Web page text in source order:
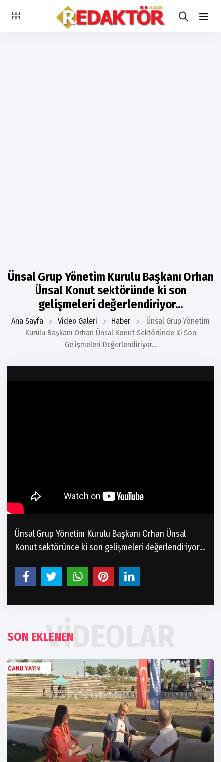
Ünsal Grup Yönetim Kurulu Başkanı Orhan
Ünsal Konut sektöründe ki son
gelişmeleri değerlendiriyor...
Ana Sayfa Video Galeri Haber
Ünsal Grup Yönetim
Kurulu Başkanı Orhan Ünsal Konut Sektöründe Ki Son
Gelişmeleri Değerlendiriyor...
Ünsal Grup Yönetim Kurulu Başkanı Orhan Ünsal
Konut sektöründe ki son gelişmeleri değerlendiriyor....
SON EKLENENVIDEOLAR